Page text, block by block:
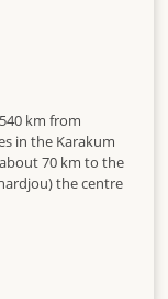
km from
in the Karakum
70 km to the
the centre